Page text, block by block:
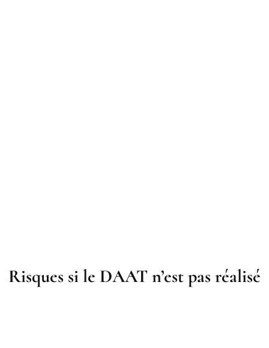
Risques si le DAAT n’est pas réalisé